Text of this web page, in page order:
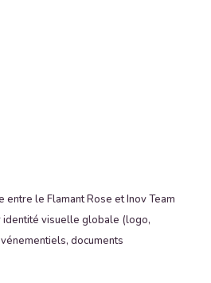
le Flamant Rose et Inov Team
identité visuelle globale (logo,
documents